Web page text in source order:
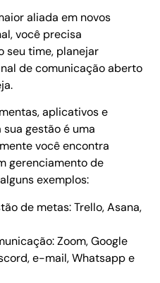
aliada em novos
você precisa
seu time, planejar
de comunicação aberto
aplicativos e
gestão é uma
você encontra
gerenciamento de
exemplos:
de metas: Trello, Asana,
Zoom, Google
e-mail, Whatsapp e